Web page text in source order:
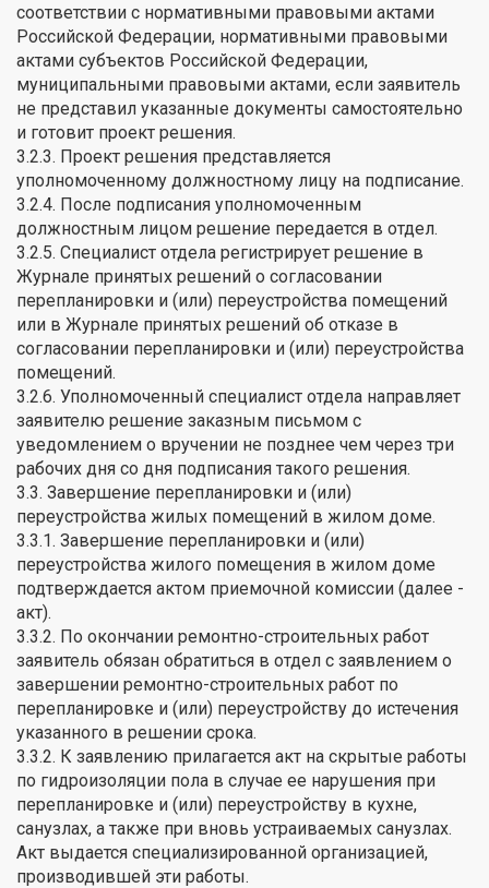
соответствии с нормативными правовыми актами
Российской Федерации, нормативными правовыми
актами субъектов Российской Федерации,
муниципальными правовыми актами, если заявитель
не представил указанные документы самостоятельно
и готовит проект решения.
3.2.3. Проект решения представляется
уполномоченному должностному лицу на подписание.
3.2.4. После подписания уполномоченным
должностным лицом решение передается в отдел.
3.2.5. Специалист отдела регистрирует решение в
Журнале принятых решений о согласовании
перепланировки и (или) переустройства помещений
или в Журнале принятых решений об отказе в
согласовании перепланировки и (или) переустройства
помещений.
3.2.6. Уполномоченный специалист отдела направляет
заявителю решение заказным письмом с
уведомлением о вручении не позднее чем через три
рабочих дня со дня подписания такого решения.
3.3. Завершение перепланировки и (или)
переустройства жилых помещений в жилом доме.
3.3.1. Завершение перепланировки и (или)
переустройства жилого помещения в жилом доме
подтверждается актом приемочной комиссии (далее -
акт).
3.3.2. По окончании ремонтно-строительных работ
заявитель обязан обратиться в отдел с заявлением о
завершении ремонтно-строительных работ по
перепланировке и (или) переустройству до истечения
указанного в решении срока.
3.3.2. К заявлению прилагается акт на скрытые работы
по гидроизоляции пола в случае ее нарушения при
перепланировке и (или) переустройству в кухне,
санузлах, а также при вновь устраиваемых санузлах.
Акт выдается специализированной организацией,
производившей эти работы.